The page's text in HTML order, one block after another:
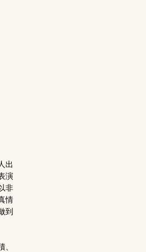
出
演
非
情
到